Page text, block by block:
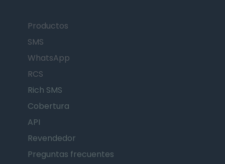
Productos
SMS
WhatsApp
RCS
Rich SMS
Cobertura
API
Revendedor
Preguntas frecuentes